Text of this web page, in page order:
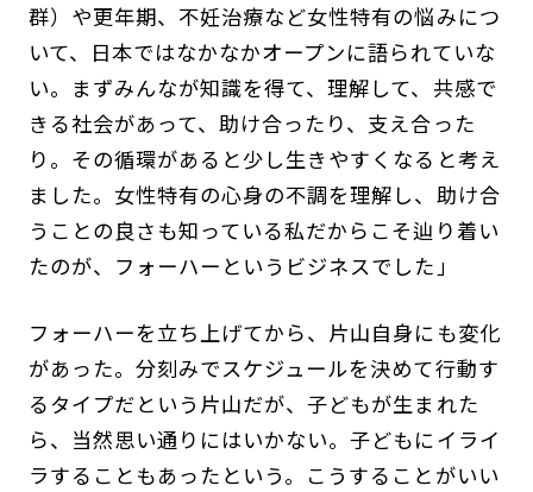
群）や更年期、不妊治療など女性特有の悩みにつ
いて、日本ではなかなかオープンに語られていな
い。まずみんなが知識を得て、理解して、共感で
きる社会があって、助け合ったり、支え合った
り。その循環があると少し生きやすくなると考え
ました。女性特有の心身の不調を理解し、助け合
うことの良さも知っている私だからこそ辿り着い
たのが、フォーハーというビジネスでした」
フォーハーを立ち上げてから、片山自身にも変化
があった。分刻みでスケジュールを決めて行動す
るタイプだという片山だが、子どもが生まれた
ら、当然思い通りにはいかない。子どもにイライ
ラすることもあったという。こうすることがいい